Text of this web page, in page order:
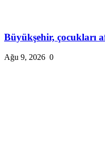
Büyükşehir, çocukları
Ağu 9, 2026 0